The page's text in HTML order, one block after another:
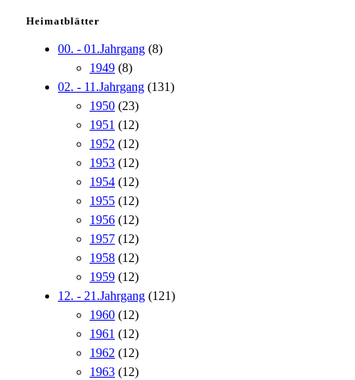
Heimatblätter
00. - 01.Jahrgang (8)
1949 (8)
02. - 11.Jahrgang (131)
1950 (23)
1951 (12)
1952 (12)
1953 (12)
1954 (12)
1955 (12)
1956 (12)
1957 (12)
1958 (12)
1959 (12)
12. - 21.Jahrgang (121)
1960 (12)
1961 (12)
1962 (12)
1963 (12)